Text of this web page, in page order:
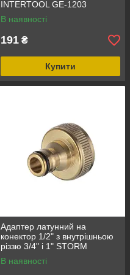
INTERTOOL GE-1203
В наявності
191 ₴
Купити
Адаптер латунний на
конектор 1/2" з внутрішньою
різзю 3/4" і 1" STORM
INTERTOOL GE-1211
В наявності